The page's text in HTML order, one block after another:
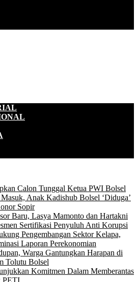
Calon Tunggal Ketua PWI Bolsel
Anak Kadishub Bolsel ‘Diduga’
Sopir
Baru, Lasya Mamonto dan Hartakni
Sertifikasi Penyuluh Anti Korupsi
Pengembangan Sektor Kelapa,
Laporan Perekonomian
Warga Gantungkan Harapan di
Tolutu Bolsel
Komitmen Dalam Memberantas
PETI